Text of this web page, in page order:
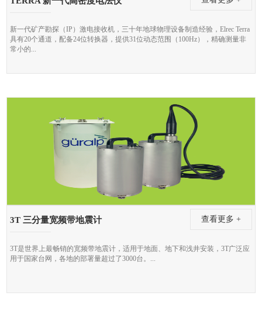
新一代矿产勘探（IP）激电接收机，三十年地球物理设备制造经验，Elrec Terra
具有20个通道，配备24位转换器，提供31位动态范围（100Hz），精确测量非
常小的...
3T 三分量宽频带地震计 查看更多 +
3T是世界上最畅销的宽频带地震计，适用于地面、地下和浅井安装，3T广泛应
用于国家台网，各地的部署量超过了3000台。...